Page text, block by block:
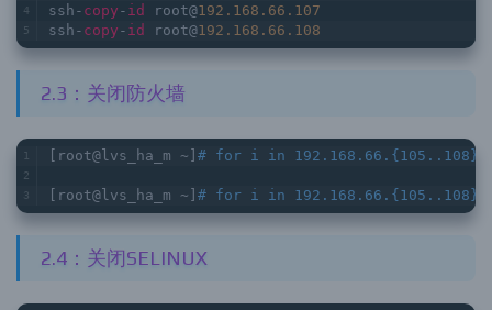
ssh- copy - id root@192.168 .66 .107
ssh- copy - id root@192.168 .66 .108
2.3：关闭防火墙
[root@lvs_ha_m ~] # for i in 192.168.66.{105..108};
[root@lvs_ha_m ~] # for i in 192.168.66.{105..108};
2.4：关闭SELINUX